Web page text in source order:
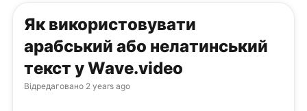
Як використовувати
арабський або нелатинський
текст у Wave.video
Відредаговано 2 years ago